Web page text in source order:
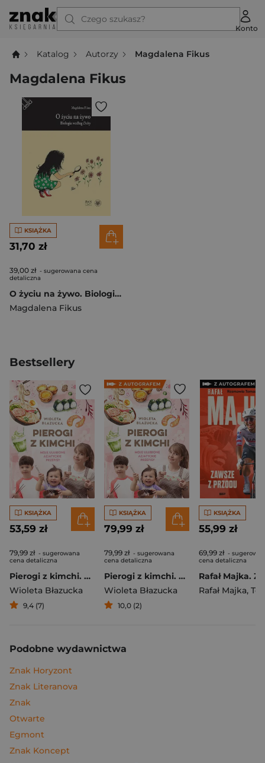
Czego szukasz?
Konto
Katalog Autorzy Magdalena Fikus
Magdalena Fikus
KSIĄŻKA
31,70 zł
39,00 zł - sugerowana cena
detaliczna
O życiu na żywo. Biologia według Delty
Magdalena Fikus
Bestsellery
KSIĄŻKA
53,59 zł
79,99 zł - sugerowana
cena detaliczna
Pierogi z kimchi. Moje ulubione azjatyckie przepisy
Wioleta Błazucka
9,4 (7)
KSIĄŻKA
79,99 zł
79,99 zł - sugerowana
cena detaliczna
Pierogi z kimchi. Moje ulubione azjatyckie przepisy - książka z autografem
Wioleta Błazucka
10,0 (2)
KSIĄŻKA
55,99 zł
69,99 zł -
cena detaliczna
Rafał Majka,
Podobne wydawnictwa
Znak Horyzont
Znak Literanova
Znak
Otwarte
Egmont
Znak Koncept